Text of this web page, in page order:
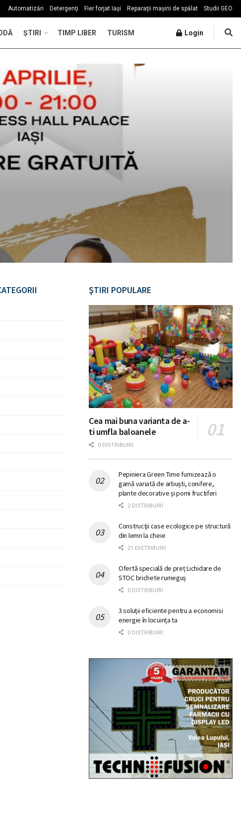
Automatizări Detergenţi Fier forjat Iași Reparaţii mașini de spălat Studii GEO
ŞTIRI TIMP LIBER TURISM Login
ŞTIRI POPULARE
Cea mai buna varianta de a-
ti umfla baloanele
0 DISTRIBUIRI
Pepiniera Green Time furnizează o
gamă variată de arbuști, conifere,
plante decorative și pomi fructiferi
2 DISTRIBUIRI
Construcţii case ecologice pe structură
din lemn la cheie
21 DISTRIBUIRI
Ofertă specială de preț Lichidare de
STOC brichete rumeguș
0 DISTRIBUIRI
3 soluții eficiente pentru a economisi
energie în locuința ta
0 DISTRIBUIRI